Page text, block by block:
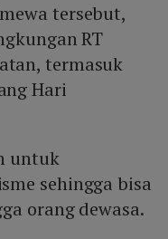
Mute
tersebut,
RT
termasuk
Hari
untuk
sehingga bisa
orang dewasa.